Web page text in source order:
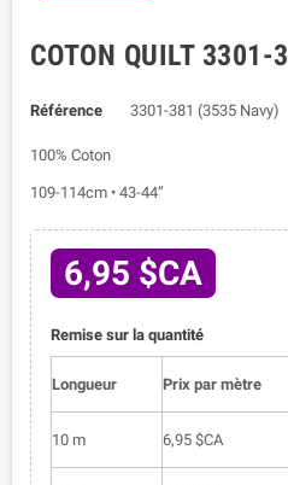
COTON QUILT 3301-
Référence 3301-381 (3535 Navy)
100% Coton
109-114cm • 43-44”
6,95 $CA
Remise sur la quantité
Longueur Prix par mètre
10 m 6,95 $CA